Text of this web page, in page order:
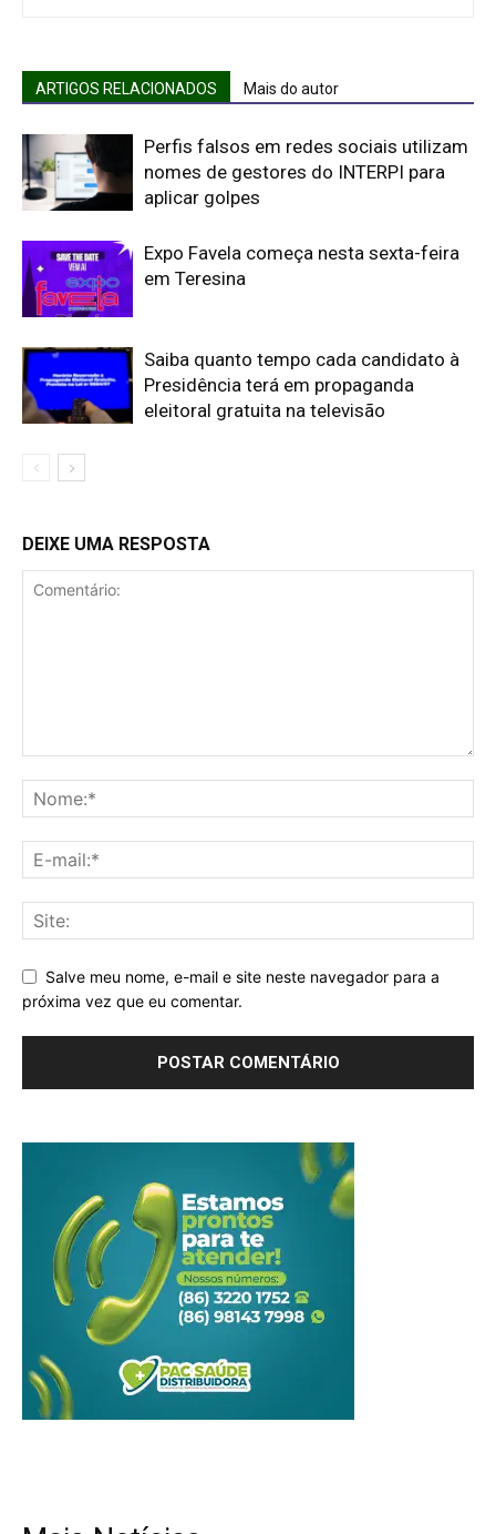
ARTIGOS RELACIONADOS Mais do autor
Perfis falsos em redes sociais utilizam
nomes de gestores do INTERPI para
aplicar golpes
Expo Favela começa nesta sexta-feira
em Teresina
Saiba quanto tempo cada candidato à
Presidência terá em propaganda
eleitoral gratuita na televisão
DEIXE UMA RESPOSTA
Salve meu nome, e-mail e site neste navegador para a
próxima vez que eu comentar.